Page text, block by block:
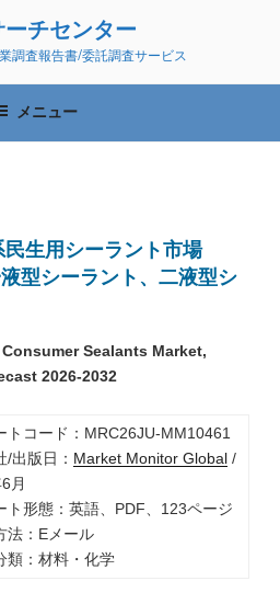
チセンター
調査報告書/委託調査サービス
メニュー
生用シーラント市場
型シーラント、二液型シ
Sealants Market,
2026-2032
トコード：MRC26JU-MM10461
/出版日： Market Monitor Global/
月
ト形態：英語、PDF、123ページ
法：Eメール
類：材料・化学